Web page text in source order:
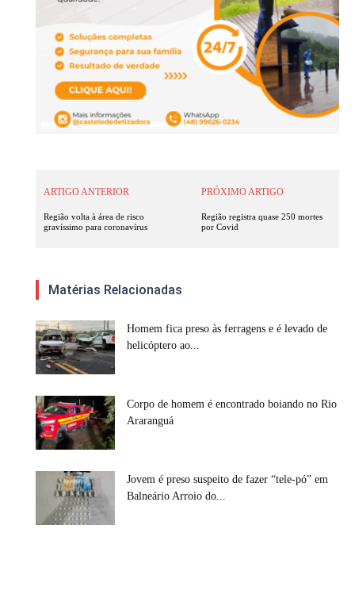
ARTIGO ANTERIOR
Região volta à área de risco
gravíssimo para coronavírus
PRÓXIMO ARTIGO
Região registra quase 250 mortes
por Covid
Matérias Relacionadas
Homem fica preso às ferragens e é levado de
helicóptero ao...
Corpo de homem é encontrado boiando no Rio
Araranguá
Jovem é preso suspeito de fazer “tele-pó” em
Balneário Arroio do...